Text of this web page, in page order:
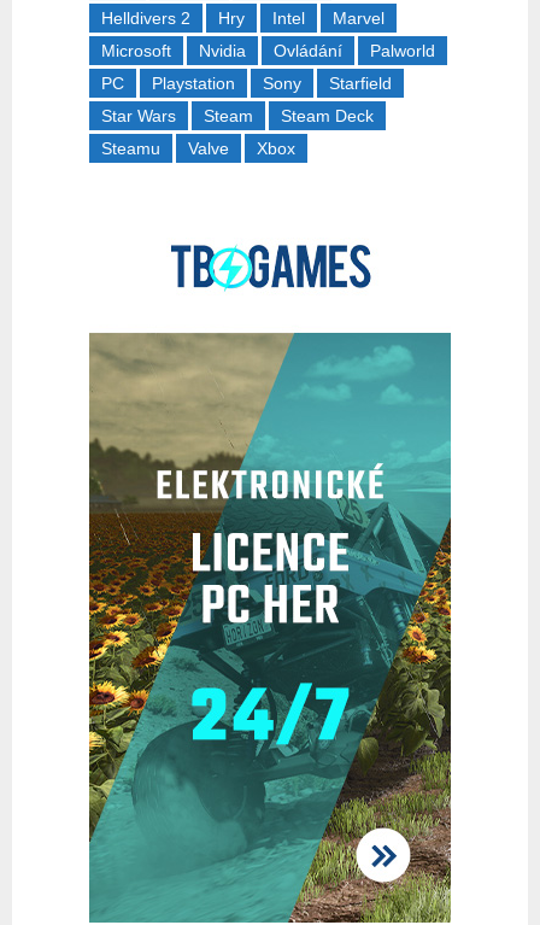
Helldivers 2
Hry Intel
Marvel
Microsoft
Nvidia Ovládání
Palworld
PC
Playstation Sony
Starfield
Star Wars
Steam
Steam Deck
Steamu
Valve Xbox